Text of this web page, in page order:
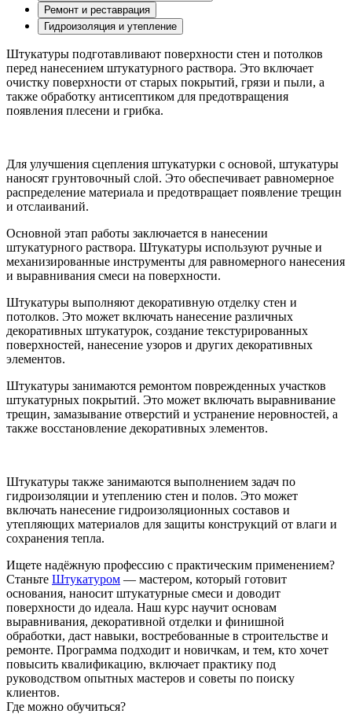
Ремонт и реставрация
Гидроизоляция и утепление
Штукатуры подготавливают поверхности стен и потолков
перед нанесением штукатурного раствора. Это включает
очистку поверхности от старых покрытий, грязи и пыли, а
также обработку антисептиком для предотвращения
появления плесени и грибка.
Для улучшения сцепления штукатурки с основой, штукатуры
наносят грунтовочный слой. Это обеспечивает равномерное
распределение материала и предотвращает появление трещин
и отслаиваний.
Основной этап работы заключается в нанесении
штукатурного раствора. Штукатуры используют ручные и
механизированные инструменты для равномерного нанесения
и выравнивания смеси на поверхности.
Штукатуры выполняют декоративную отделку стен и
потолков. Это может включать нанесение различных
декоративных штукатурок, создание текстурированных
поверхностей, нанесение узоров и других декоративных
элементов.
Штукатуры занимаются ремонтом поврежденных участков
штукатурных покрытий. Это может включать выравнивание
трещин, замазывание отверстий и устранение неровностей, а
также восстановление декоративных элементов.
Штукатуры также занимаются выполнением задач по
гидроизоляции и утеплению стен и полов. Это может
включать нанесение гидроизоляционных составов и
утепляющих материалов для защиты конструкций от влаги и
сохранения тепла.
Ищете надёжную профессию с практическим применением?
Станьте Штукатуром — мастером, который готовит
основания, наносит штукатурные смеси и доводит
поверхности до идеала. Наш курс научит основам
выравнивания, декоративной отделки и финишной
обработки, даст навыки, востребованные в строительстве и
ремонте. Программа подходит и новичкам, и тем, кто хочет
повысить квалификацию, включает практику под
руководством опытных мастеров и советы по поиску
клиентов.
Где можно обучиться?